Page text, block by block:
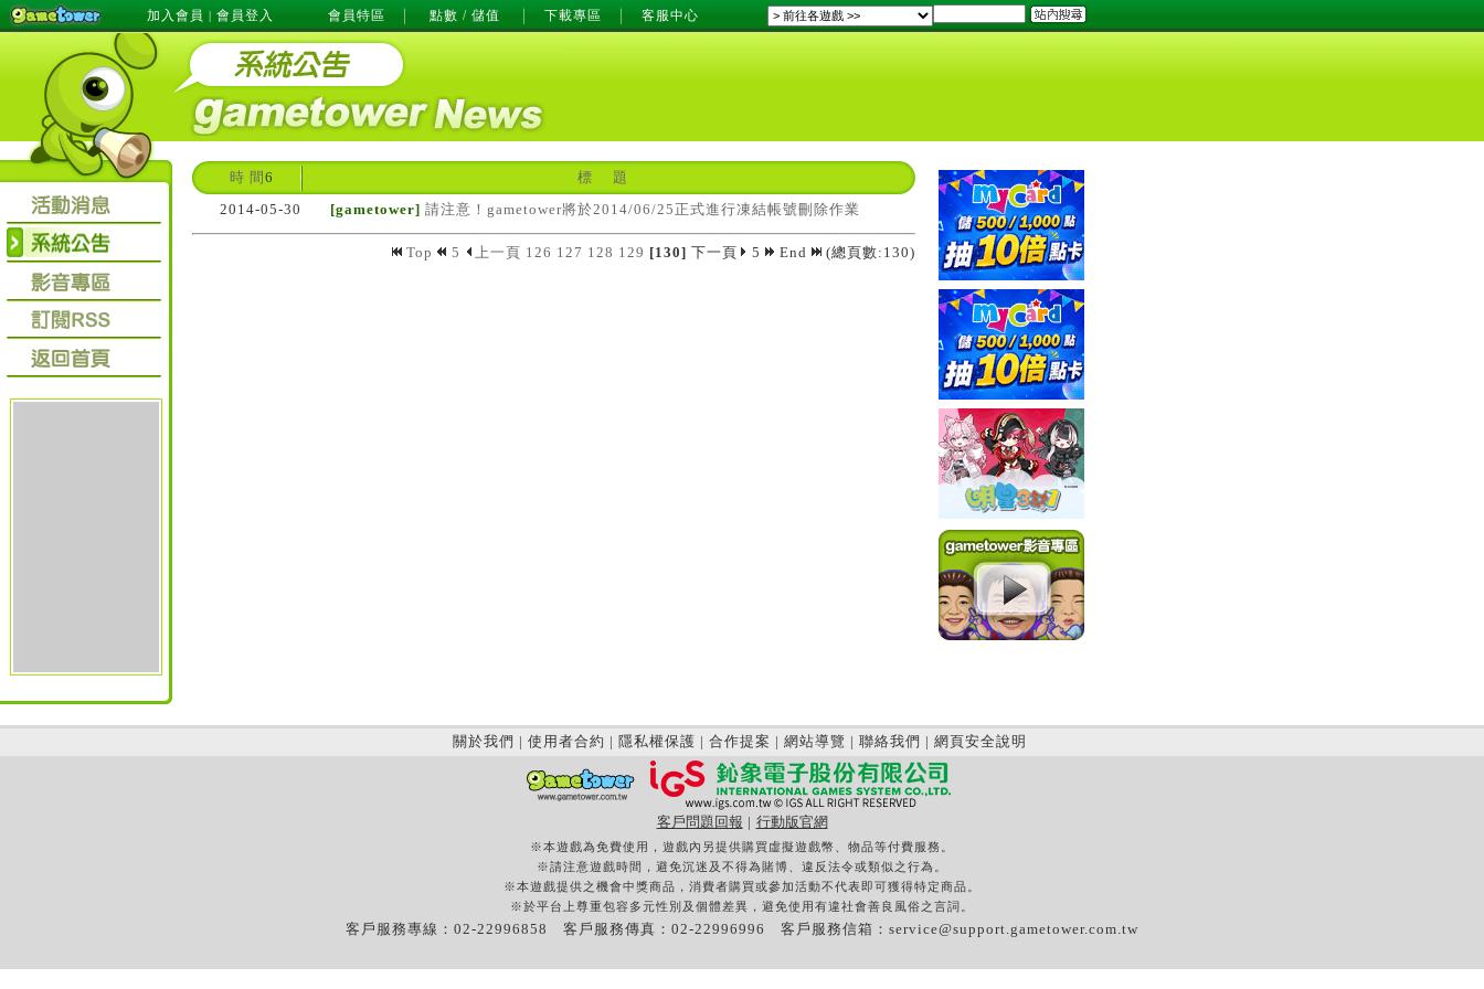
加入會員 | 會員登入 會員特區 點數 / 儲值 下載專區 客服中心
時 間 6
標 題
2014-05-30
[gametower] 請注意！gametower將於2014/06/25正式進行凍結帳號刪除作業
Top 5 上一頁 126 127 128 129 [130] 下一頁 5 End (總頁數:130)
關於我們 | 使用者合約 | 隱私權保護 | 合作提案 | 網站導覽 | 聯絡我們 | 網頁安全說明
客戶問題回報 | 行動版官網
※本遊戲為免費使用，遊戲內另提供購買虛擬遊戲幣、物品等付費服務。
※請注意遊戲時間，避免沉迷及不得為賭博、違反法令或類似之行為。
※本遊戲提供之機會中獎商品，消費者購買或參加活動不代表即可獲得特定商品。
※於平台上尊重包容多元性別及個體差異，避免使用有違社會善良風俗之言詞。
客戶服務專線：02-22996858 客戶服務傳真：02-22996996 客戶服務信箱： service@support.gametower.com.tw